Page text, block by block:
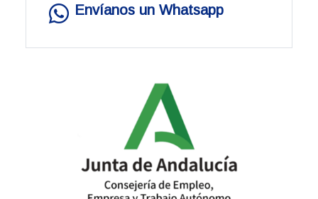
Envíanos un Whatsapp